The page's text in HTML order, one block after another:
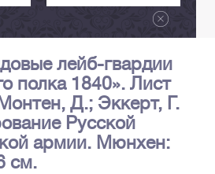
лейб-гвардии
полка 1840». Лист
Д.; Эккерт, Г.
Русской
армии. Мюнхен:
см.